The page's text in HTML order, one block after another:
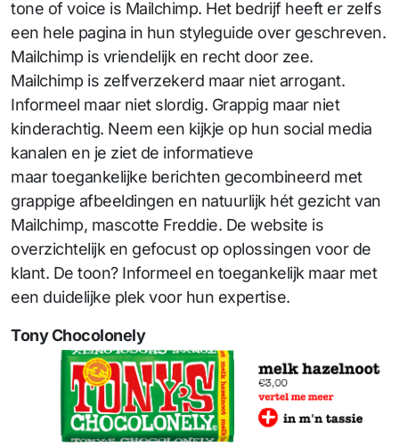
tone of voice is Mailchimp. Het bedrijf heeft er zelfs
een hele pagina in hun styleguide over geschreven.
Mailchimp is vriendelijk en recht door zee.
Mailchimp is zelfverzekerd maar niet arrogant.
Informeel maar niet slordig. Grappig maar niet
kinderachtig. Neem een kijkje op hun social media
kanalen en je ziet de informatieve
maar toegankelijke berichten gecombineerd met
grappige afbeeldingen en natuurlijk hét gezicht van
Mailchimp, mascotte Freddie. De website is
overzichtelijk en gefocust op oplossingen voor de
klant. De toon? Informeel en toegankelijk maar met
een duidelijke plek voor hun expertise.
Tony Chocolonely